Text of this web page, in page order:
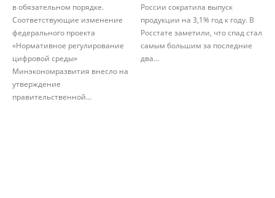
в обязательном порядке.
Соответствующие изменение
федерального проекта
«Нормативное регулирование
цифровой среды»
Минэкономразвития внесло на
утверждение
правительственной...
России сократила выпуск
продукции на 3,1% год к году. В
Росстате заметили, что спад стал
самым большим за последние
два...